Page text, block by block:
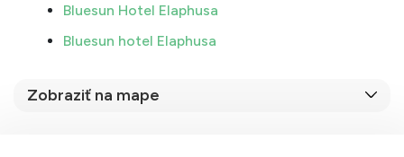
Bluesun Hotel Elaphusa
Bluesun hotel Elaphusa
Zobraziť na mape